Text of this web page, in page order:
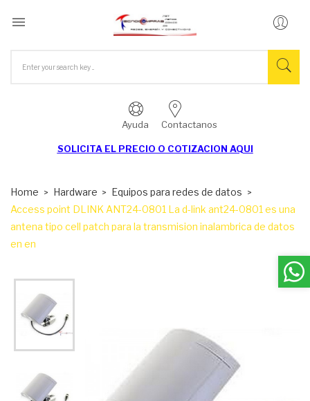

Ayuda Contactanos
SOLICITA EL PRECIO O COTIZACION AQUI
Home Hardware
Equipos para redes de datos
Access point DLINK ANT24-0801 La d-link ant24-0801 es una
antena tipo cell patch para la transmision inalambrica de datos
en en